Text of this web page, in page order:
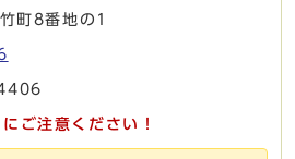
町8番地の1
ご注意ください！